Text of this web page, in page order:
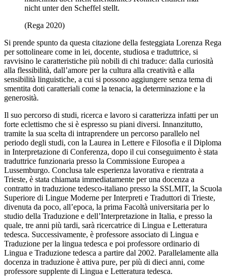
nicht unter den Scheffel stellt.
(Rega 2020)
Si prende spunto da questa citazione della festeggiata Lorenza Rega
per sottolineare come in lei, docente, studiosa e traduttrice, si
ravvisino le caratteristiche più nobili di chi traduce: dalla curiosità
alla flessibilità, dall’amore per la cultura alla creatività e alla
sensibilità linguistiche, a cui si possono aggiungere senza tema di
smentita doti caratteriali come la tenacia, la determinazione e la
generosità.
Il suo percorso di studi, ricerca e lavoro si caratterizza infatti per un
forte eclettismo che si è espresso su piani diversi. Innanzitutto,
tramite la sua scelta di intraprendere un percorso parallelo nel
periodo degli studi, con la Laurea in Lettere e Filosofia e il Diploma
in Interpretazione di Conferenza, dopo il cui conseguimento è stata
traduttrice funzionaria presso la Commissione Europea a
Lussemburgo. Conclusa tale esperienza lavorativa e rientrata a
Trieste, è stata chiamata immediatamente per una docenza a
contratto in traduzione tedesco-italiano presso la SSLMIT, la Scuola
Superiore di Lingue Moderne per Interpreti e Traduttori di Trieste,
divenuta da poco, all’epoca, la prima Facoltà universitaria per lo
studio della Traduzione e dell’Interpretazione in Italia, e presso la
quale, tre anni più tardi, sarà ricercatrice di Lingua e Letteratura
tedesca. Successivamente, è professore associato di Lingua e
Traduzione per la lingua tedesca e poi professore ordinario di
Lingua e Traduzione tedesca a partire dal 2002. Parallelamente alla
docenza in traduzione è attiva pure, per più di dieci anni, come
professore supplente di Lingua e Letteratura tedesca.